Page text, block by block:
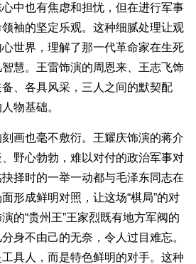
中也有焦虑和担忧，但在进行军事
袖的坚定乐观。这种细腻处理让观
世界，理解了那一代革命家在生死
慧。王雷饰演的周恩来、王志飞饰
、各具风采，三人之间的默契配
物基础。
也毫不敷衍。王耀庆饰演的蒋介
野心勃勃，难以对付的政治军事对
择时的一举一动都与毛泽东同志在
形成鲜明对照，让这场“棋局”的对
的“贵州王”王家烈既有地方军阀的
身不由己的无奈，令人过目难忘。
工具人，而是特色鲜明的对手。这种